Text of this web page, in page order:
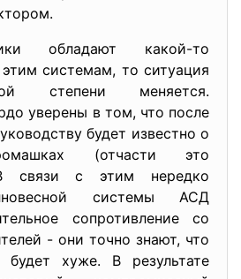
обладают какой-то
системам, то ситуация
степени меняется.
уверены в том, что после
будет известно о
(отчасти это
связи с этим нередко
системы АСД
сопротивление со
- они точно знают, что
хуже. В результате